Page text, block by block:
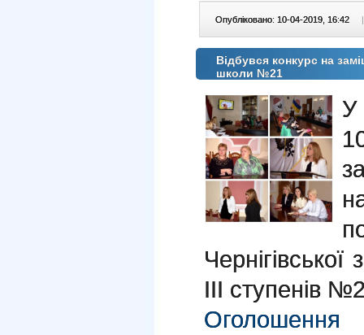
Опубліковано: 10-04-2019, 16:42 |
Відбувся конкурс на
школи №21
У
ІІІ ступенів
Оголошення